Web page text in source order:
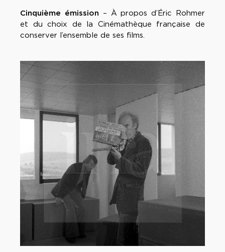
Cinquième émission – À propos d’Éric Rohmer
et du choix de la Cinémathèque française de
conserver l’ensemble de ses films.